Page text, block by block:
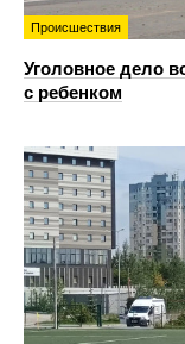
Происшествия
Уголовное дело
с ребенком